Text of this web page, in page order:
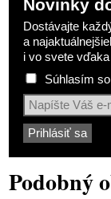
Novinky
Dostávajte
a
i vo svete
Súhlasím
Podobný